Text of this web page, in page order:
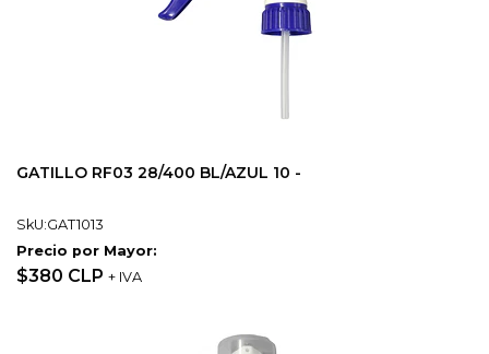
GATILLO RF03 28/400 BL/AZUL 10 -
SkU:GAT1013
Precio por Mayor:
$380 CLP + IVA